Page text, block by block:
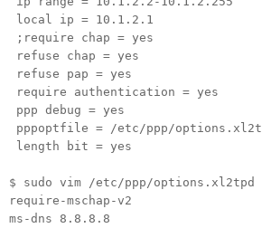
local ip = 10.1.2.1
;require chap = yes
refuse chap = yes
refuse pap = yes
require authentication = yes
ppp debug = yes
pppoptfile = /etc/ppp/
length bit = yes
$ sudo vim /etc/ppp/options.xl2tpd
require-mschap-v2
ms-dns 8.8.8.8